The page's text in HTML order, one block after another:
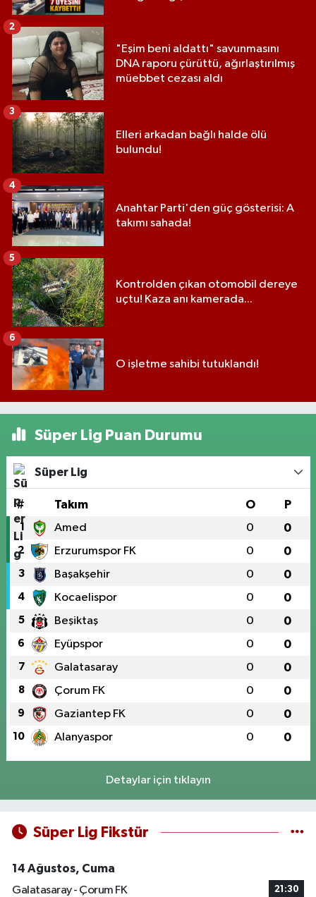
"Eşim beni aldattı" savunmasını
DNA raporu çürüttü, ağırlaştırılmış
müebbet cezası aldı
2
Elleri arkadan bağlı halde ölü
bulundu!
3
Anahtar Parti'den güç gösterisi: A
takımı sahada!
4
Kontrolden çıkan otomobil dereye
uçtu! Kaza anı kamerada...
5
O işletme sahibi tutuklandı!
6
Süper Lig Puan Durumu
Süper Lig
# Takım O P
1 Amed 0 0
2 Erzurumspor FK 0 0
3 Başakşehir 0 0
4 Kocaelispor 0 0
5 Beşiktaş 0 0
6 Eyüpspor 0 0
7 Galatasaray 0 0
8 Çorum FK 0 0
9 Gaziantep FK 0 0
10 Alanyaspor 0 0
Detaylar için tıklayın
Süper Lig Fikstür
14 Ağustos, Cuma
Galatasaray - Çorum FK
21:30